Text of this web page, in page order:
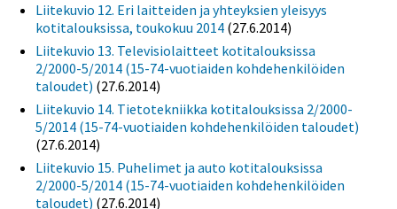
Liitekuvio 12. Eri laitteiden ja yhteyksien yleisyys
kotitalouksissa, toukokuu 2014 (27.6.2014)
Liitekuvio 13. Televisiolaitteet kotitalouksissa
2/2000-5/2014 (15-74-vuotiaiden kohdehenkilöiden
taloudet) (27.6.2014)
Liitekuvio 14. Tietotekniikka kotitalouksissa 2/2000-
5/2014 (15-74-vuotiaiden kohdehenkilöiden taloudet)
(27.6.2014)
Liitekuvio 15. Puhelimet ja auto kotitalouksissa
2/2000-5/2014 (15-74-vuotiaiden kohdehenkilöiden
taloudet) (27.6.2014)